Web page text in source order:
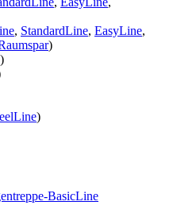
, StandardLine, EasyLine,
)
)
)